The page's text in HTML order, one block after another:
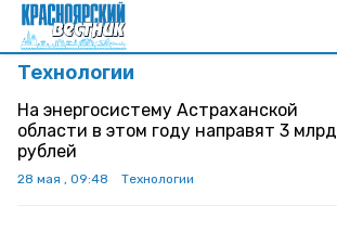
Технологии
На энергосистему Астраханской
области в этом году направят 3 млрд
рублей
28 мая , 09:48 Технологии